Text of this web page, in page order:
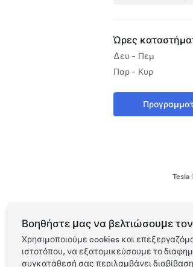
Ώρες
Δευ - Πεμ
Παρ - Κυρ
Tesla
Βοηθήστε μας να βελτιώσουμε
Χρησιμοποιούμε cookies και
ιστοτόπου, να εξατομικεύσουμε το
συγκατάθεσή σας περιλαμβάνει